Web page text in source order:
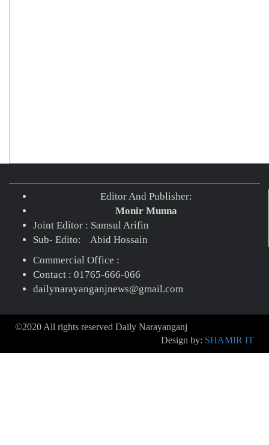
Editor And Publisher:
Monir Munna
Joint Editor : Samsul Arifin
Sub- Edito: Abid Hossain
Commercial Office :
Contact : 01765-666-066
dailynarayanganjnews@gmail.com
©2020 All rights reserved Daily Narayanganj
Design by: SHAMIR IT